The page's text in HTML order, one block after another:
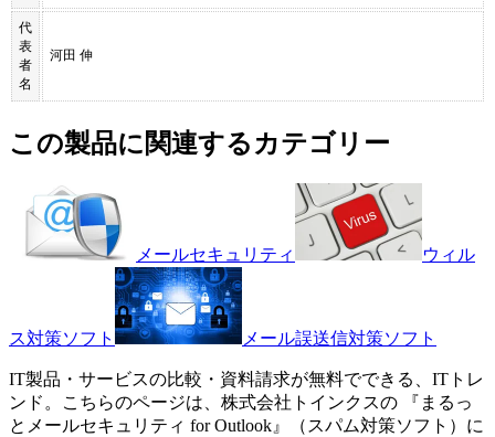
代
表
者
名
河田 伸
この製品に関連するカテゴリー
メールセキュリティ ウィル
ス対策ソフト メール誤送信対策ソフト
IT製品・サービスの比較・資料請求が無料でできる、ITトレ
ンド。こちらのページは、 株式会社トインクスの 『 まるっ
とメールセキュリティ for Outlook 』（ スパム対策ソフト ）に